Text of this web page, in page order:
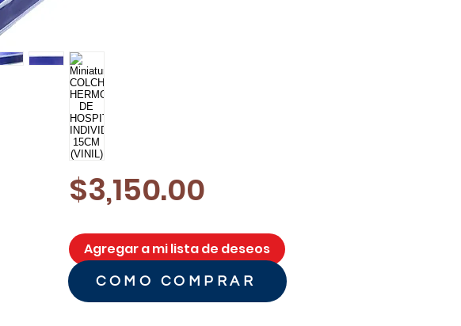
$3,150.00Precio
Agregar a mi lista de deseos
COMO COMPRAR